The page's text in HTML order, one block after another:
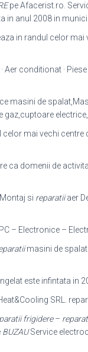
pe Afacerist.ro.
in anul 2008 in
in randul celor mai
Aer conditionat · Piese
masini de
celor mai vechi centre
ca domenii de
si reparatiiaer
– Electronice –
masini de
este infintata in
SRL.
frigidere–
BUZAUService